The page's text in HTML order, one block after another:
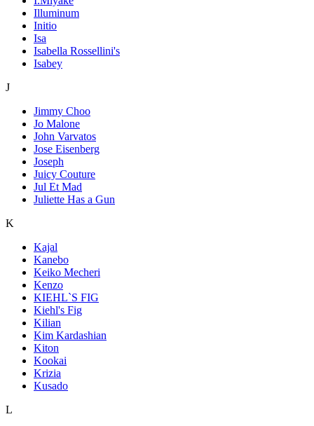
Illuminum
Initio
Isa
Isabella Rossellini's
Isabey
J
Jimmy Choo
Jo Malone
John Varvatos
Jose Eisenberg
Joseph
Juicy Couture
Jul Et Mad
Juliette Has a Gun
K
Kajal
Kanebo
Keiko Mecheri
Kenzo
KIEHL`S FIG
Kiehl's Fig
Kilian
Kim Kardashian
Kiton
Kookai
Krizia
Kusado
L